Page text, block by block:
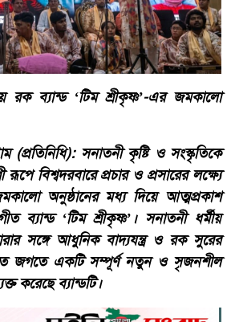
রক ব্যান্ড ‘টিম শ্রীকৃষ্ণ’-এর জমকালো
(প্রতিনিধি): সনাতনী কৃষ্টি ও সংস্কৃতিকে
বিশ্বদরবারে প্রচার ও প্রসারের লক্ষ্যে
অনুষ্ঠানের মধ্য দিয়ে আত্মপ্রকাশ
ব্যান্ড ‘টিম শ্রীকৃষ্ণ’। সনাতনী ধর্মীয়
সঙ্গে আধুনিক বাদ্যযন্ত্র ও রক সুরের
জগতে একটি সম্পূর্ণ নতুন ও সৃজনশীল
করেছে ব্যান্ডটি।